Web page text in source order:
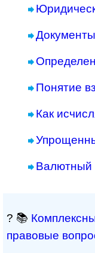
Понятие
Как
Валютный
? 📚
правовые